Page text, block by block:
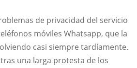
de privacidad del servicio
móviles Whatsapp, que la
casi siempre tardíamente.
una larga protesta de los